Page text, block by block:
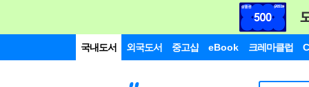
국내도서 외국도서 중고샵 eBook 크레마클럽